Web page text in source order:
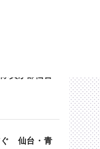
員が郡仙台
ぐ 仙台・青